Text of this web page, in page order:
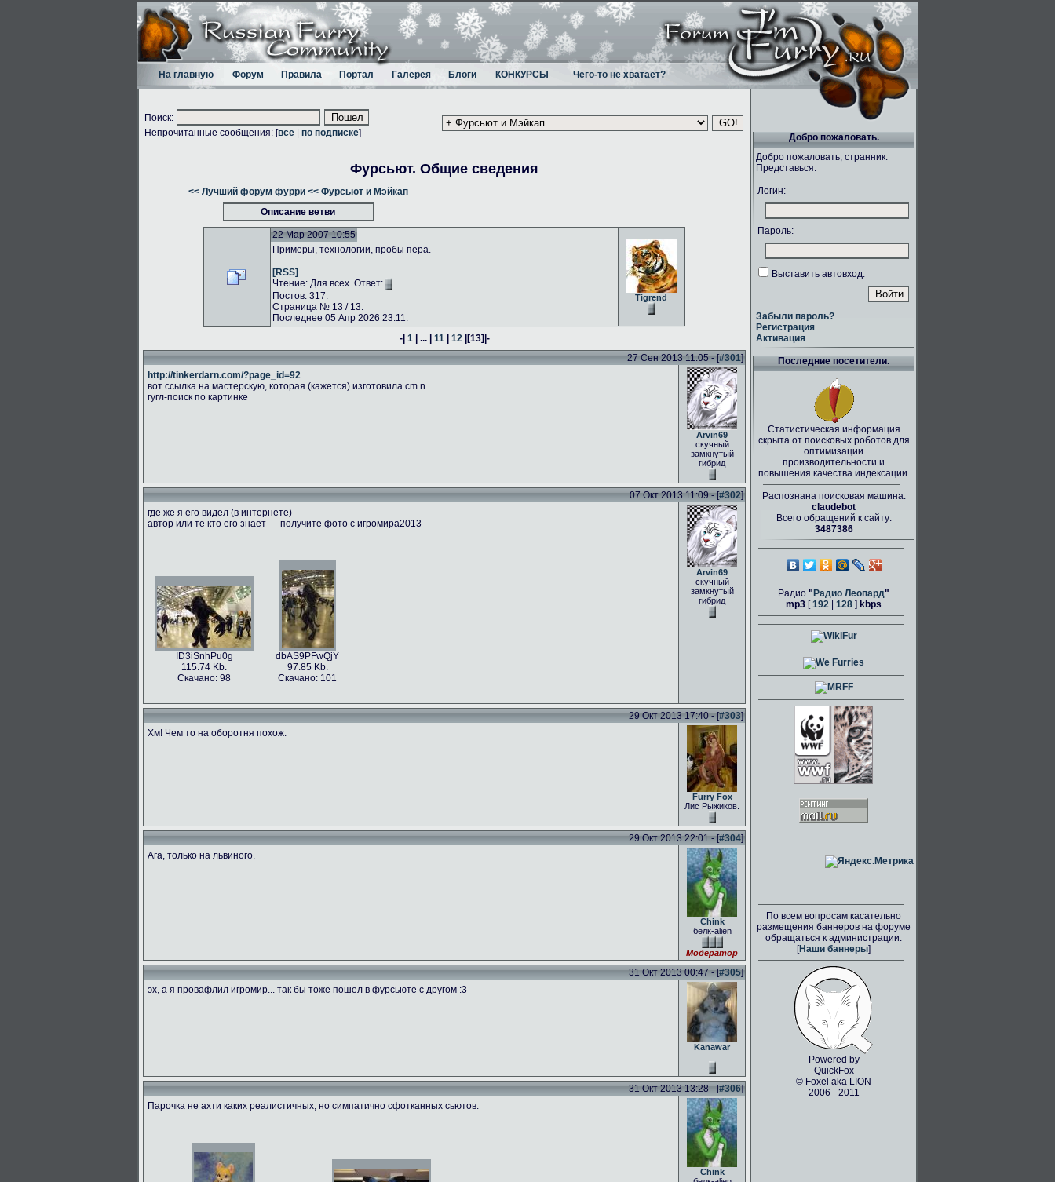
На главную Форум Правила Портал Галерея Блоги КОНКУРСЫ Чего-то не хватает?
Поиск:
Непрочитанные сообщения: [все по подписке]
Фурсьют. Общие сведения
<< Лучший форум фурри << Фурсьют и Мэйкап
Описание ветви
22 Мар 2007 10:55
Tigrend
Примеры, технологии, пробы пера.
[RSS]
Чтение: Для всех. Ответ:
.
Постов: 317.
Страница № 13 / 13.
Последнее 05 Апр 2026 23:11.
-| 1| ... | 11| 12|[13]|-
27 Сен 2013 11:05 - [#301]
http://tinkerdarn.com/?page_id=92
вот ссылка на мастерскую, которая (кажется) изготовила cm.n
гугл-поиск по картинке
Arvin69
скучный
замкнутый
гибрид
07 Окт 2013 11:09 - [#302]
где же я его видел (в интернете)
автор или те кто его знает — получите фото с игромира2013
ID3iSnhPu0g
115.74 Kb.
Скачано: 98
dbAS9PFwQjY
97.85 Kb.
Скачано: 101
Arvin69
скучный
замкнутый
гибрид
29 Окт 2013 17:40 - [#303]
Хм! Чем то на оборотня похож.
Furry Fox
Лис Рыжиков.
29 Окт 2013 22:01 - [#304]
Ага, только на львиного.
Chink
белк-alien
Модератор
31 Окт 2013 00:47 - [#305]
эх, а я провафлил игромир... так бы тоже пошел в фурсьюте с другом :3
Kanawar
31 Окт 2013 13:28 - [#306]
Парочка не ахти каких реалистичных, но симпатично сфотканных сьютов.
Chink
Добро пожаловать.
Добро пожаловать, странник.
Представься:
Логин:
Пароль:
Выставить автовход.
Забыли пароль?
Регистрация
Активация
Последние посетители.
Статистическая информация
скрыта от поисковых роботов для
оптимизации
производительности и
повышения качества индексации.
Распознана поисковая машина:
claudebot
Всего обращений к сайту:
3487386
Радио " Радио Леопард"
mp3 [192 128 ] kbps
По всем вопросам касательно
размещения баннеров на форуме
обращаться к администрации.
[Наши баннеры]
Powered by
QuickFox
© Foxel aka LION
2006 - 2011